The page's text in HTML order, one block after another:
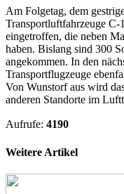
Am Folgetag, dem
Transportluftfahrzeuge
eingetroffen, die neben
haben. Bislang sind 300
angekommen. In den
Transportflugzeuge
Von Wunstorf aus wird
anderen Standorte im
Aufrufe: 4190
Weitere Artikel